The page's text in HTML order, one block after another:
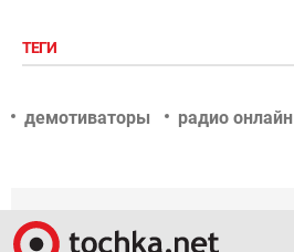
ТЕГИ
демотиваторы радио онлайн